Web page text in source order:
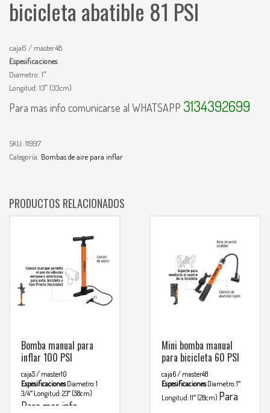
bicicleta abatible 81 PSI
caja6 / master48
Espesificaciones
Diametro: 1″
Longitud: 13″ (33cm)
Para mas info comunicarse al WHATSAPP 3134392699
SKU: 11997
Categoría: Bombas de aire para inflar
PRODUCTOS RELACIONADOS
Bomba manual para
inflar 100 PSI
caja5 / master10
Espesificaciones Diametro: 1
3/4″ Longitud: 23″ (58cm)
Para mas info
Mini bomba manual
para bicicleta 60 PSI
caja6 / master48
Espesificaciones Diametro: 1″
Longitud: 11″ (28cm) Para